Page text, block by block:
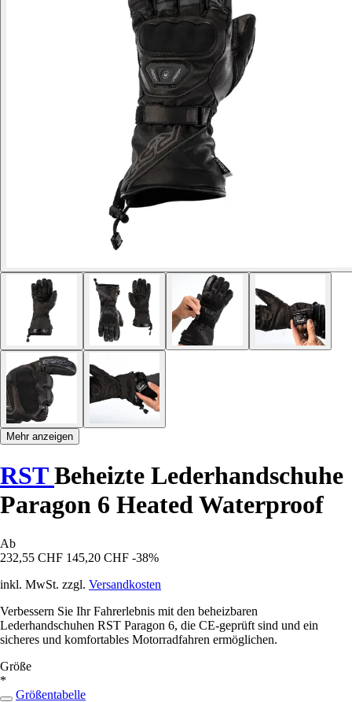
Mehr anzeigen
RSTBeheizte Lederhandschuhe
Paragon 6 Heated Waterproof
Ab
232,55 CHF 145,20 CHF -38%
inkl. MwSt. zzgl. Versandkosten
Verbessern Sie Ihr Fahrerlebnis mit den beheizbaren
Lederhandschuhen RST Paragon 6, die CE-geprüft sind und ein
sicheres und komfortables Motorradfahren ermöglichen.
Größe
*
Größentabelle